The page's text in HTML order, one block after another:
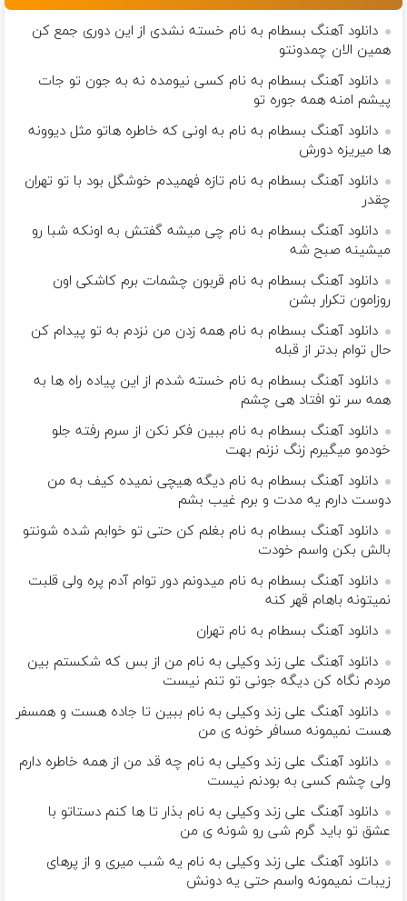
دانلود آهنگ بسطام به نام خسته نشدی از این دوری جمع کن
همین الان چمدونتو
دانلود آهنگ بسطام به نام کسی نیومده نه به جون تو جات
پیشم امنه همه جوره تو
دانلود آهنگ بسطام به نام به اونی که خاطره هاتو مثل دیوونه
ها میریزه دورش
دانلود آهنگ بسطام به نام تازه فهمیدم خوشگل بود با تو تهران
چقدر
دانلود آهنگ بسطام به نام چی میشه گفتش به اونکه شبا رو
میشینه صبح شه
دانلود آهنگ بسطام به نام قربون چشمات برم کاشکی اون
روزامون تکرار بشن
دانلود آهنگ بسطام به نام همه زدن من نزدم به تو پیدام کن
حال توام بدتر از قبله
دانلود آهنگ بسطام به نام خسته شدم از این پیاده راه ها به
همه سر تو افتاد هی چشم
دانلود آهنگ بسطام به نام ببین فکر نکن از سرم رفته جلو
خودمو میگیرم زنگ نزنم بهت
دانلود آهنگ بسطام به نام دیگه هیچی نمیده کیف به من
دوست دارم یه مدت و برم غیب بشم
دانلود آهنگ بسطام به نام بغلم کن حتی تو خوابم شده شونتو
بالش بکن واسم خودت
دانلود آهنگ بسطام به نام میدونم دور توام آدم پره ولی قلبت
نمیتونه باهام قهر کنه
دانلود آهنگ بسطام به نام تهران
دانلود آهنگ علی زند وکیلی به نام من از بس كه شكستم بین
مردم نگاه كن دیگه جونى تو تنم نیست
دانلود آهنگ علی زند وکیلی به نام ببین تا جاده هست و همسفر
هست نمیمونه مسافر خونه ی من
دانلود آهنگ علی زند وکیلی به نام چه قد من از همه خاطره دارم
ولی چشم كسی به بودنم نیست
دانلود آهنگ علی زند وکیلی به نام بذار تا ها كنم دستاتو با
عشق تو باید گرم شی رو شونه ى من
دانلود آهنگ علی زند وکیلی به نام یه شب میرى و از پرهای
زيبات نمیمونه واسم حتی یه دونش